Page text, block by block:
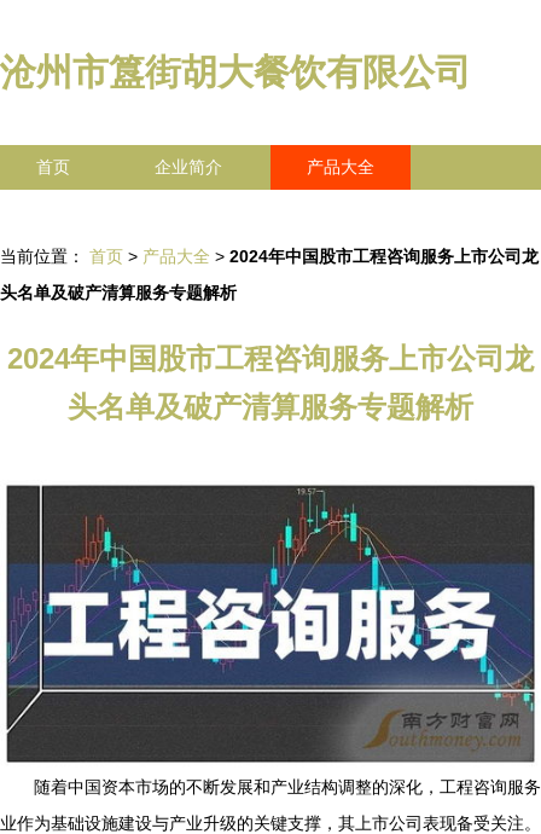
沧州市簋街胡大餐饮有限公司
首页 企业简介 产品大全
当前位置： 首页 > 产品大全 > 2024年中国股市工程咨询服务上市公司龙
头名单及破产清算服务专题解析
2024年中国股市工程咨询服务上市公司龙
头名单及破产清算服务专题解析
随着中国资本市场的不断发展和产业结构调整的深化，工程咨询服务
业作为基础设施建设与产业升级的关键支撑，其上市公司表现备受关注。